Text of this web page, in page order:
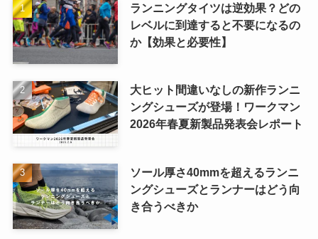
ランニングタイツは逆効果？どの
レベルに到達すると不要になるの
か【効果と必要性】
大ヒット間違いなしの新作ランニ
ングシューズが登場！ワークマン
2026年春夏新製品発表会レポート
ソール厚さ40mmを超えるランニ
ングシューズとランナーはどう向
き合うべきか